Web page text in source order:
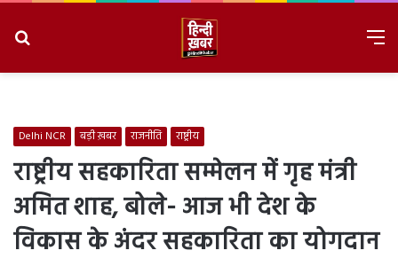
Delhi NCR बड़ी ख़बर राजनीति राष्ट्रीय
राष्ट्रीय सहकारिता सम्मेलन में गृह मंत्री
अमित शाह, बोले- आज भी देश के
विकास के अंदर सहकारिता का योगदान